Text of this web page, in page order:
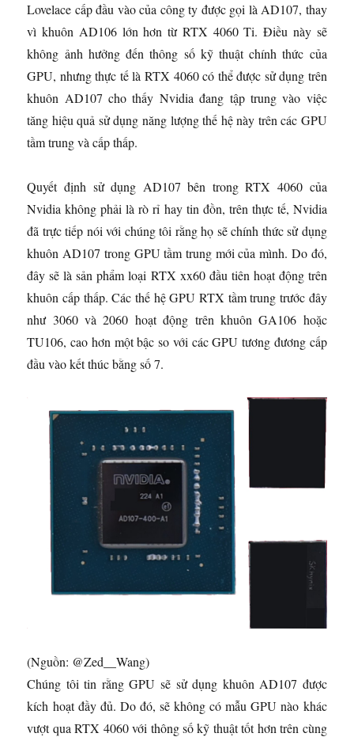
Lovelace cấp đầu vào của công ty được gọi là AD107, thay
vì khuôn AD106 lớn hơn từ RTX 4060 Ti. Điều này sẽ
không ảnh hưởng đến thông số kỹ thuật chính thức của
GPU, nhưng thực tế là RTX 4060 có thể được sử dụng trên
khuôn AD107 cho thấy Nvidia đang tập trung vào việc
tăng hiệu quả sử dụng năng lượng thế hệ này trên các GPU
tầm trung và cấp thấp.
Quyết định sử dụng AD107 bên trong RTX 4060 của
Nvidia không phải là rò rỉ hay tin đồn, trên thực tế, Nvidia
đã trực tiếp nói với chúng tôi rằng họ sẽ chính thức sử dụng
khuôn AD107 trong GPU tầm trung mới của mình. Do đó,
đây sẽ là sản phẩm loại RTX xx60 đầu tiên hoạt động trên
khuôn cấp thấp. Các thế hệ GPU RTX tầm trung trước đây
như 3060 và 2060 hoạt động trên khuôn GA106 hoặc
TU106, cao hơn một bậc so với các GPU tương đương cấp
đầu vào kết thúc bằng số 7.
(Nguồn: @Zed__Wang)
Chúng tôi tin rằng GPU sẽ sử dụng khuôn AD107 được
kích hoạt đầy đủ. Do đó, sẽ không có mẫu GPU nào khác
vượt qua RTX 4060 với thông số kỹ thuật tốt hơn trên cùng